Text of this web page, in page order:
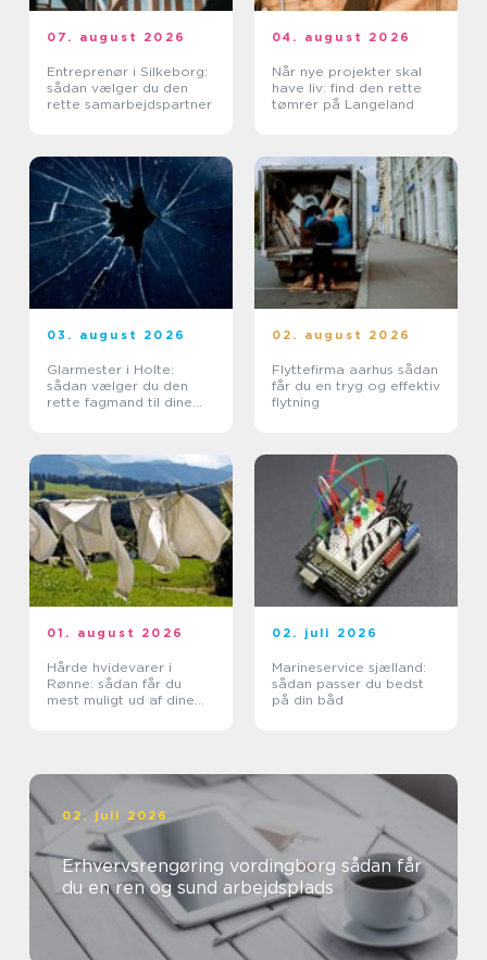
07. august 2026
Entreprenør i Silkeborg:
sådan vælger du den
rette samarbejdspartner
04. august 2026
Når nye projekter skal
have liv: find den rette
tømrer på Langeland
03. august 2026
Glarmester i Holte:
sådan vælger du den
rette fagmand til dine
02. august 2026
Flyttefirma aarhus sådan
får du en tryg og effektiv
flytning
01. august 2026
Hårde hvidevarer i
Rønne: sådan får du
mest muligt ud af dine
02. juli 2026
Marineservice sjælland:
sådan passer du bedst
på din båd
02. juli 2026
Erhvervsrengøring vordingborg sådan får
du en ren og sund arbejdsplads